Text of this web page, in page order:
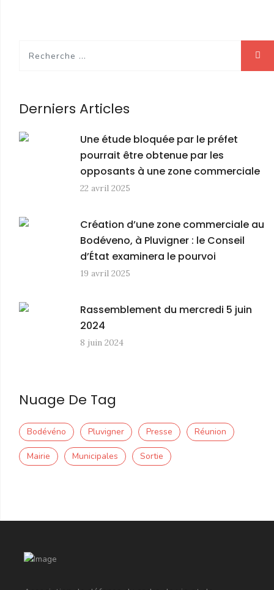
Derniers Articles
Une étude bloquée par le préfet
pourrait être obtenue par les
opposants à une zone commerciale
22 avril 2025
Création d’une zone commerciale au
Bodéveno, à Pluvigner : le Conseil
d’État examinera le pourvoi
19 avril 2025
Rassemblement du mercredi 5 juin
2024
8 juin 2024
Nuage De Tag
Bodévéno Pluvigner Presse Réunion
Mairie Municipales Sortie